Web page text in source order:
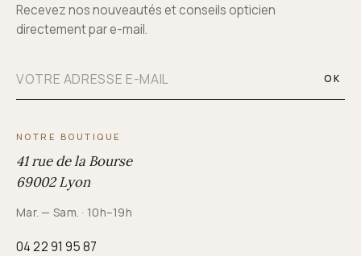
Recevez nos nouveautés et conseils opticien
directement par e-mail.
OK
NOTRE BOUTIQUE
41 rue de la Bourse
69002 Lyon
Mar. — Sam. · 10h–19h
04 22 91 95 87